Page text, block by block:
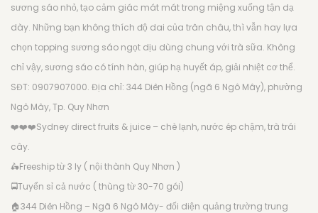
sương sáo nhỏ, tạo cảm giác mát mát trong miệng xuống tận dạ
dày. Những bạn không thích độ dai của trân châu, thì vẫn hay lựa
chọn topping sương sáo ngọt dịu dùng chung với trà sữa. Không
chỉ vậy, sương sáo có tính hàn, giúp hạ huyết áp, giải nhiệt cơ thể.
SĐT: 0907907000. Địa chỉ: 344 Diên Hồng (ngã 6 Ngô Mây), phường
Ngô Mây, Tp. Quy Nhơn
❤️❤️❤️Sydney direct fruits & juice – chè lạnh, nước ép chậm, trà trái
cây.
🛵Freeship từ 3 ly ( nội thành Quy Nhơn )
🚍Tuyển sỉ cả nước ( thùng từ 30-70 gói)
🏠344 Diên Hồng – Ngã 6 Ngô Mây- đối diện quảng trường trung